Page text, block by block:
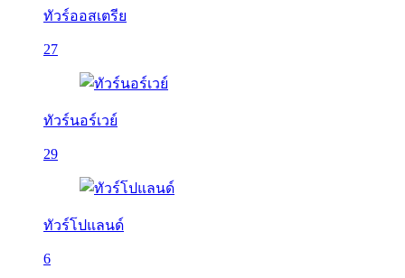
ทัวร์ออสเตรีย
27
ทัวร์นอร์เวย์
29
ทัวร์โปแลนด์
6